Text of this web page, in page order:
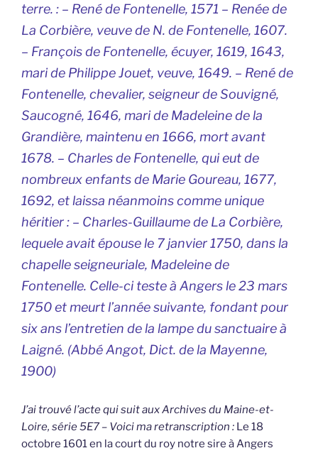
terre. : – René de Fontenelle, 1571 – Renée de
La Corbière, veuve de N. de Fontenelle, 1607.
– François de Fontenelle, écuyer, 1619, 1643,
mari de Philippe Jouet, veuve, 1649. – René de
Fontenelle, chevalier, seigneur de Souvigné,
Saucogné, 1646, mari de Madeleine de la
Grandière, maintenu en 1666, mort avant
1678. – Charles de Fontenelle, qui eut de
nombreux enfants de Marie Goureau, 1677,
1692, et laissa néanmoins comme unique
héritier : – Charles-Guillaume de La Corbière,
lequele avait épouse le 7 janvier 1750, dans la
chapelle seigneuriale, Madeleine de
Fontenelle. Celle-ci teste à Angers le 23 mars
1750 et meurt l’année suivante, fondant pour
six ans l’entretien de la lampe du sanctuaire à
Laigné. (Abbé Angot, Dict. de la Mayenne,
1900)
J’ai trouvé l’acte qui suit aux Archives du Maine-et-
Loire, série 5E7 – Voici ma retranscription : Le 18
octobre 1601 en la court du roy notre sire à Angers